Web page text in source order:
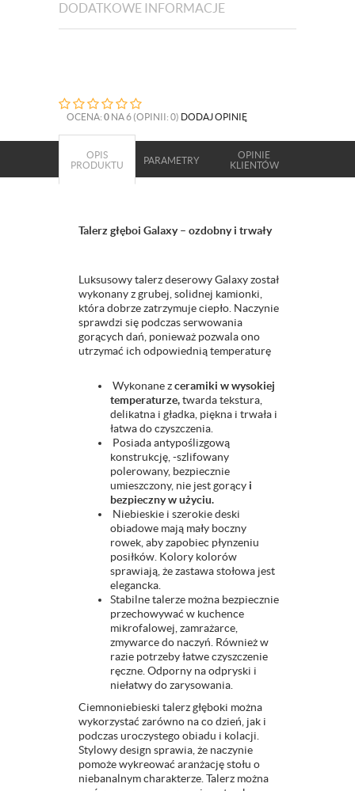
DODATKOWE INFORMACJE
OCENA: 0 NA 6 (OPINII: 0) DODAJ OPINIĘ
OPIS
PRODUKTU
PARAMETRY
OPINIE
KLIENTÓW
Talerz głęboi Galaxy – ozdobny i trwały
Luksusowy talerz deserowy Galaxy został
wykonany z grubej, solidnej kamionki,
która dobrze zatrzymuje ciepło. Naczynie
sprawdzi się podczas serwowania
gorących dań, ponieważ pozwala ono
utrzymać ich odpowiednią temperaturę
Wykonane zceramiki w wysokiej
temperaturze,twarda tekstura,
delikatna i gładka, piękna i trwała i
łatwa do czyszczenia.
Posiada antypoślizgową
konstrukcję, -szlifowany
polerowany, bezpiecznie
umieszczony, nie jest gorący i
bezpieczny w użyciu.
Niebieskie i szerokie deski
obiadowe mają mały boczny
rowek, aby zapobiec płynzeniu
posiłków. Kolory kolorów
sprawiają, że zastawa stołowa jest
elegancka.
Stabilne talerze można bezpiecznie
przechowywać w kuchence
mikrofalowej, zamrażarce,
zmywarce do naczyń. Również w
razie potrzeby łatwe czyszczenie
ręczne. Odporny na odpryski i
niełatwy do zarysowania.
Ciemnoniebieski talerz głęboki można
wykorzystać zarówno na co dzień, jak i
podczas uroczystego obiadu i kolacji.
Stylowy design sprawia, że naczynie
pomoże wykreować aranżację stołu o
niebanalnym charakterze. Talerz można